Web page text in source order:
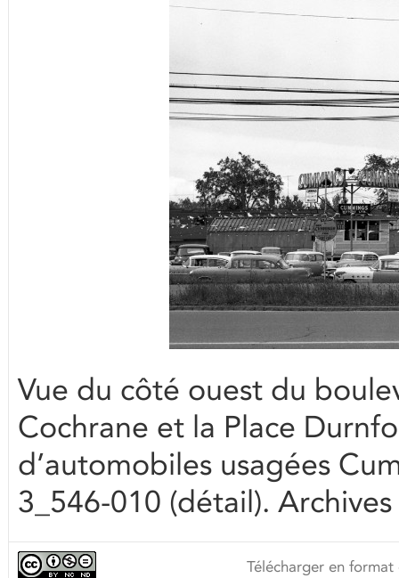
Vue du côté ouest du
Cochrane et la Place
d’automobiles usagées
3_546-010 (détail).
Télécharger en